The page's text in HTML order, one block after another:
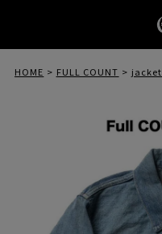
HOME FULL COUNT jacket